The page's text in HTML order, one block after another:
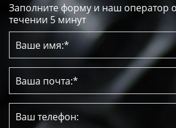
Заполните форму и наш оператор
течении 5 минут